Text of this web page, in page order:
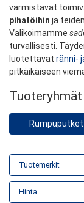
varmistavat
pihatöihin ja
Valikoimamme
turvallisesti.
luotettavat ränni-
pitkäikäiseen
Tuoteryhmät
Rumpuputket
Tuotemerkit
Hinta